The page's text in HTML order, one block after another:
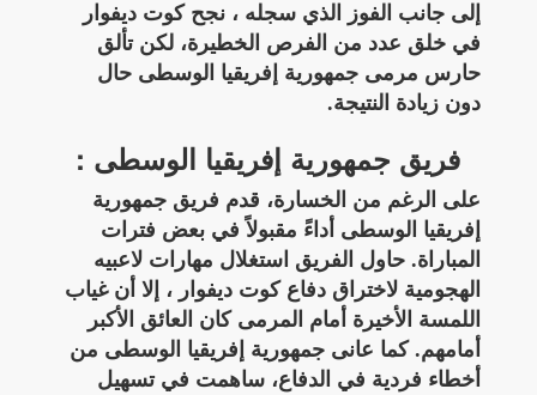
إلى جانب الفوز الذي سجله ، نجح كوت ديفوار
في خلق عدد من الفرص الخطيرة، لكن تألق
حارس مرمى جمهورية إفريقيا الوسطى حال
دون زيادة النتيجة.
فريق جمهورية إفريقيا الوسطى :
على الرغم من الخسارة، قدم فريق جمهورية
إفريقيا الوسطى أداءً مقبولاً في بعض فترات
المباراة. حاول الفريق استغلال مهارات لاعبيه
الهجومية لاختراق دفاع كوت ديفوار ، إلا أن غياب
اللمسة الأخيرة أمام المرمى كان العائق الأكبر
أمامهم. كما عانى جمهورية إفريقيا الوسطى من
أخطاء فردية في الدفاع، ساهمت في تسهيل